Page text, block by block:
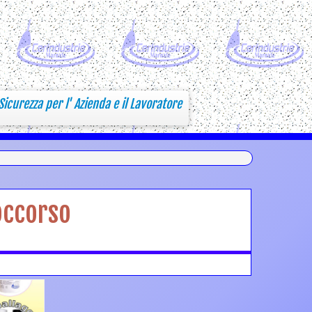
per l' Azienda e il Lavoratore